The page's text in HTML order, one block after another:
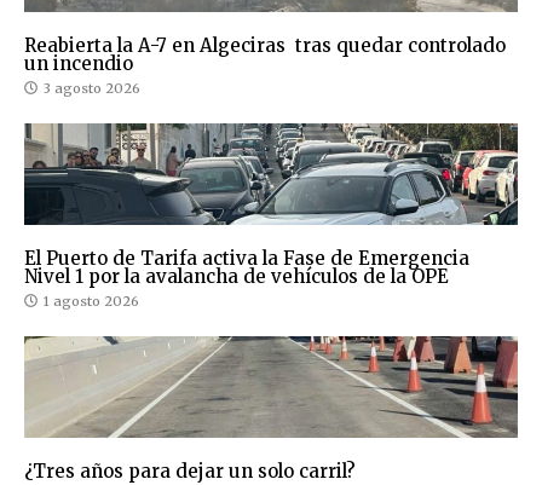
Reabierta la A-7 en Algeciras tras quedar controlado
un incendio
3 agosto 2026
El Puerto de Tarifa activa la Fase de Emergencia
Nivel 1 por la avalancha de vehículos de la OPE
1 agosto 2026
¿Tres años para dejar un solo carril?